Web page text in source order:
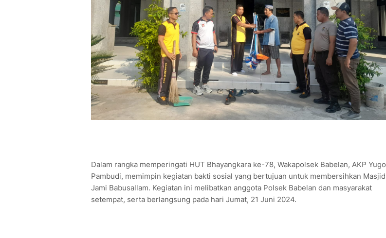
Dalam rangka memperingati HUT Bhayangkara ke-78, Wakapolsek Babelan, AKP Yugo
Pambudi, memimpin kegiatan bakti sosial yang bertujuan untuk membersihkan Masjid
Jami Babusallam. Kegiatan ini melibatkan anggota Polsek Babelan dan masyarakat
setempat, serta berlangsung pada hari Jumat, 21 Juni 2024.